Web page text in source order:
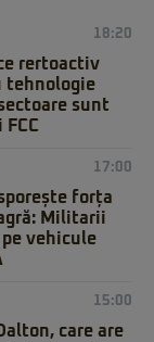
18:20
rertoactiv
tehnologie
sunt
17:00
forța
Militarii
vehicule
15:00
care are